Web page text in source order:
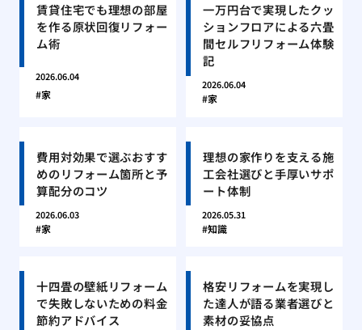
賃貸住宅でも理想の部屋
を作る原状回復リフォー
ム術
2026.06.04
家
一万円台で実現したクッ
ションフロアによる六畳
間セルフリフォーム体験
記
2026.06.04
家
費用対効果で選ぶおすす
めのリフォーム箇所と予
算配分のコツ
2026.06.03
家
理想の家作りを支える施
工会社選びと手厚いサポ
ート体制
2026.05.31
知識
十四畳の壁紙リフォーム
で失敗しないための料金
節約アドバイス
格安リフォームを実現し
た達人が語る業者選びと
素材の妥協点